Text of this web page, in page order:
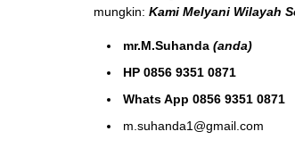
mungkin: Kami Melyani Wilayah
mr.M.Suhanda (anda)
HP 0856 9351 0871
Whats App 0856 9351 0871
m.suhanda1@gmail.com